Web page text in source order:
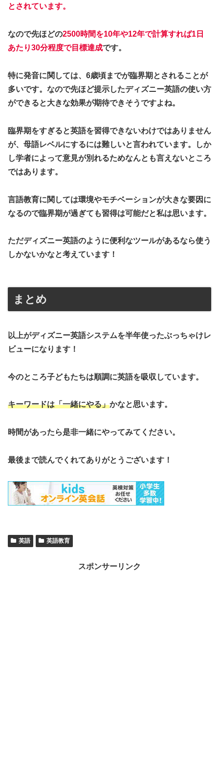
とされています。
なので先ほどの2500時間を10年や12年で計算すれば1日
あたり30分程度で目標達成です。
特に発音に関しては、6歳頃までが臨界期とされることが
多いです。なので先ほど提示したディズニー英語の使い方
ができると大きな効果が期待できそうですよね。
臨界期をすぎると英語を習得できないわけではありません
が、母語レベルにするには難しいと言われています。しか
し学者によって意見が別れるためなんとも言えないところ
ではあります。
言語教育に関しては環境やモチベーションが大きな要因に
なるので臨界期が過ぎても習得は可能だと私は思います。
ただディズニー英語のように便利なツールがあるなら使う
しかないかなと考えています！
まとめ
以上がディズニー英語システムを半年使ったぶっちゃけレ
ビューになります！
今のところ子どもたちは順調に英語を吸収しています。
キーワードは「一緒にやる」かなと思います。
時間があったら是非一緒にやってみてください。
最後まで読んでくれてありがとうございます！
英語 英語教育
スポンサーリンク